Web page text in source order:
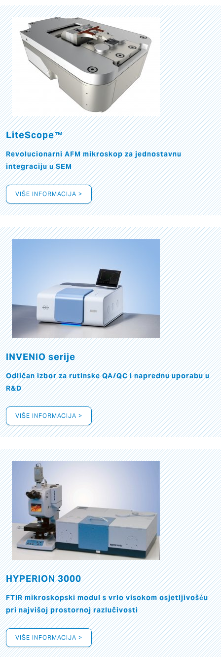
LiteScope™
Revolucionarni AFM mikroskop za jednostavnu
integraciju u SEM
VIŠE INFORMACIJA >
INVENIO serije
Odličan izbor za rutinske QA/QC i naprednu uporabu u
R&D
VIŠE INFORMACIJA >
HYPERION 3000
FTIR mikroskopski modul s vrlo visokom osjetljivošću
pri najvišoj prostornoj razlučivosti
VIŠE INFORMACIJA >